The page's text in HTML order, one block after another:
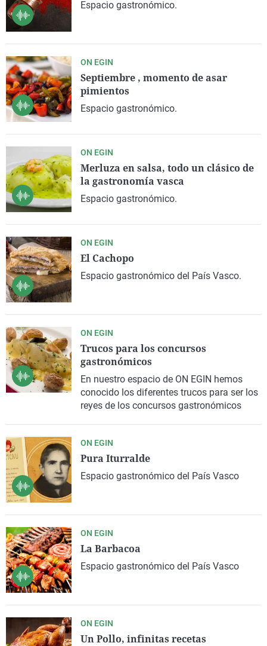
La rosa de los vientos
Caso
Operación Viuda
Extremadura
Navarra
Virales
Espacio gastronómico.
ON EGIN
Septiembre , momento de asar
pimientos
Espacio gastronómico.
ON EGIN
Merluza en salsa, todo un clásico de
la gastronomía vasca
Espacio gastronómico.
ON EGIN
El Cachopo
Espacio gastronómico del País Vasco.
ON EGIN
Trucos para los concursos
gastronómicos
En nuestro espacio de ON EGIN hemos
conocido los diferentes trucos para ser los
reyes de los concursos gastronómicos
ON EGIN
Pura Iturralde
Espacio gastronómico del País Vasco
ON EGIN
La Barbacoa
Espacio gastronómico del País Vasco
ON EGIN
Un Pollo, infinitas recetas